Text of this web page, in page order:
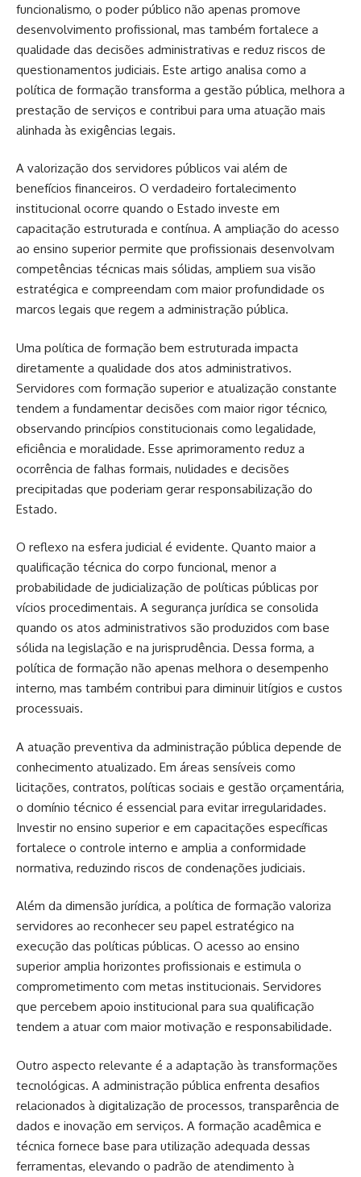
funcionalismo, o poder público não apenas promove
desenvolvimento profissional, mas também fortalece a
qualidade das decisões administrativas e reduz riscos de
questionamentos judiciais. Este artigo analisa como a
política de formação transforma a gestão pública, melhora a
prestação de serviços e contribui para uma atuação mais
alinhada às exigências legais.
A valorização dos servidores públicos vai além de
benefícios financeiros. O verdadeiro fortalecimento
institucional ocorre quando o Estado investe em
capacitação estruturada e contínua. A ampliação do acesso
ao ensino superior permite que profissionais desenvolvam
competências técnicas mais sólidas, ampliem sua visão
estratégica e compreendam com maior profundidade os
marcos legais que regem a administração pública.
Uma política de formação bem estruturada impacta
diretamente a qualidade dos atos administrativos.
Servidores com formação superior e atualização constante
tendem a fundamentar decisões com maior rigor técnico,
observando princípios constitucionais como legalidade,
eficiência e moralidade. Esse aprimoramento reduz a
ocorrência de falhas formais, nulidades e decisões
precipitadas que poderiam gerar responsabilização do
Estado.
O reflexo na esfera judicial é evidente. Quanto maior a
qualificação técnica do corpo funcional, menor a
probabilidade de judicialização de políticas públicas por
vícios procedimentais. A segurança jurídica se consolida
quando os atos administrativos são produzidos com base
sólida na legislação e na jurisprudência. Dessa forma, a
política de formação não apenas melhora o desempenho
interno, mas também contribui para diminuir litígios e custos
processuais.
A atuação preventiva da administração pública depende de
conhecimento atualizado. Em áreas sensíveis como
licitações, contratos, políticas sociais e gestão orçamentária,
o domínio técnico é essencial para evitar irregularidades.
Investir no ensino superior e em capacitações específicas
fortalece o controle interno e amplia a conformidade
normativa, reduzindo riscos de condenações judiciais.
Além da dimensão jurídica, a política de formação valoriza
servidores ao reconhecer seu papel estratégico na
execução das políticas públicas. O acesso ao ensino
superior amplia horizontes profissionais e estimula o
comprometimento com metas institucionais. Servidores
que percebem apoio institucional para sua qualificação
tendem a atuar com maior motivação e responsabilidade.
Outro aspecto relevante é a adaptação às transformações
tecnológicas. A administração pública enfrenta desafios
relacionados à digitalização de processos, transparência de
dados e inovação em serviços. A formação acadêmica e
técnica fornece base para utilização adequada dessas
ferramentas, elevando o padrão de atendimento à